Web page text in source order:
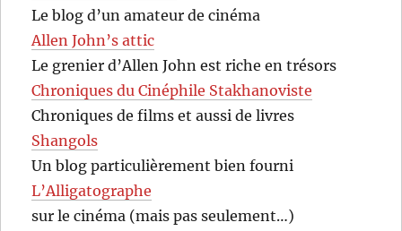
Le blog d’un amateur de cinéma
Allen John’s attic
Le grenier d’Allen John est riche en trésors
Chroniques du Cinéphile Stakhanoviste
Chroniques de films et aussi de livres
Shangols
Un blog particulièrement bien fourni
L’Alligatographe
sur le cinéma (mais pas seulement…)